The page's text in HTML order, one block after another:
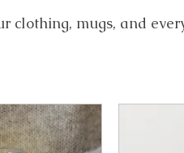
clothing, mugs, and